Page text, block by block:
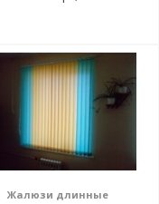
Жалюзи длинные